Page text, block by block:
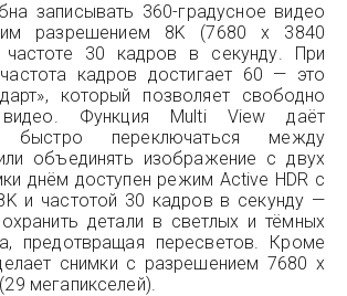
записывать 360-градусное видео
разрешением 8K (7680 x 3840
частоте 30 кадров в секунду. При
кадров достигает 60 — это
который позволяет свободно
видео. Функция Multi View даёт
быстро переключаться между
объединять изображение с двух
днём доступен режим Active HDR с
и частотой 30 кадров в секунду —
детали в светлых и тёмных
предотвращая пересветов. Кроме
снимки с разрешением 7680 x
мегапикселей).